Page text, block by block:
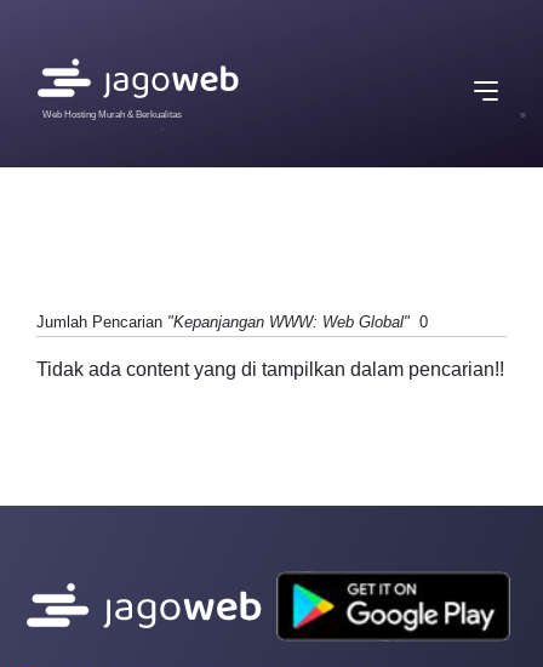
Web Hosting Murah & Berkualitas
Jumlah Pencarian "Kepanjangan WWW: Web Global" 0
Tidak ada content yang di tampilkan dalam pencarian!!